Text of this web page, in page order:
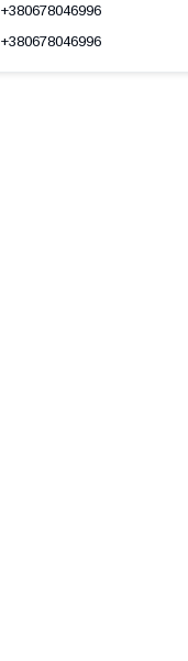
+380678046996
+380678046996